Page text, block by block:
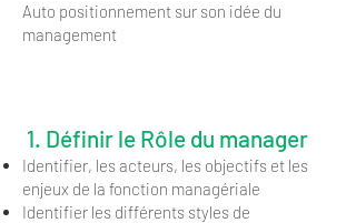
Auto positionnement sur son idée du
management
1. Définir le Rôle du manager
Identifier, les acteurs, les objectifs et les
enjeux de la fonction managériale
Identifier les différents styles de